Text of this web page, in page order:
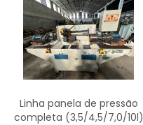
Linha panela de pressão
completa (3,5/4,5/7,0/10l)